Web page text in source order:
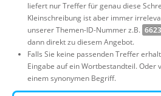
liefert nur Treffer für genau diese
Kleinschreibung ist aber immer
unserer Themen-ID-Nummer z.B. 6623
dann direkt zu diesem Angebot.
Falls Sie keine passenden Treffer
Eingabe auf ein Wortbestandteil. Oder
einem synonymen Begriff.